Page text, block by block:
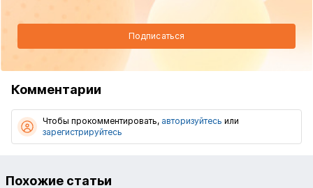
Подписаться
Комментарии
Чтобы прокомментировать, авторизуйтесь или
зарегистрируйтесь
Похожие статьи